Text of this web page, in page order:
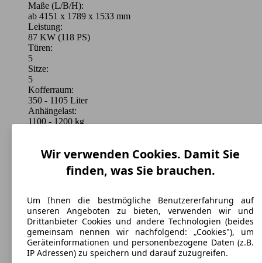
Maße (L/B/H):
ab 4151 x 1789 x 1533 mm
Leistung:
87 KW (118 PS)
Türen:
5
Sitze:
5
Kofferraum:
350 - 1105 Liter
Anhängelast:
1100 - 1200 kg
Opel Mokka Diesel 2020 - 2023)
Maße (L/B/H):
ab 4151 x 1791 x 1533 mm
Leistung:
81 KW (110 PS)
Wir verwenden Cookies. Damit Sie
finden, was Sie brauchen.
Um Ihnen die bestmögliche Benutzererfahrung auf
unseren Angeboten zu bieten, verwenden wir und
Drittanbieter Cookies und andere Technologien (beides
gemeinsam nennen wir nachfolgend: „Cookies"), um
Geräteinformationen und personenbezogene Daten (z.B.
IP Adressen) zu speichern und darauf zuzugreifen.